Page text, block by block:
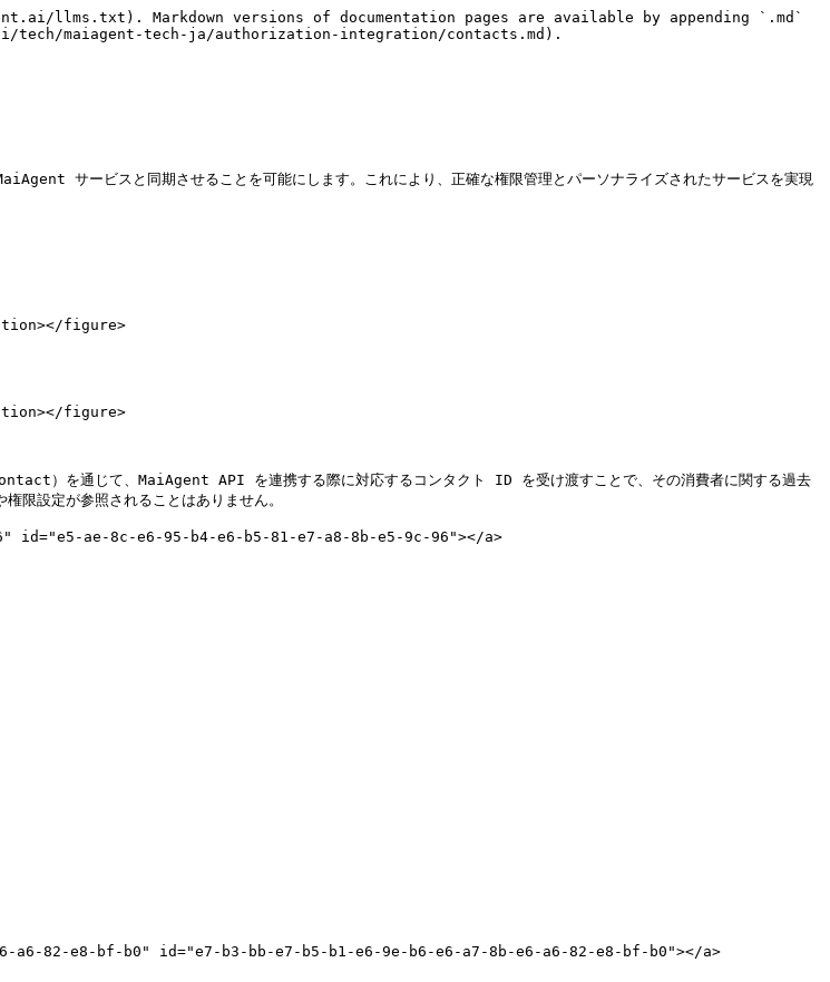
llms.txt). Markdown versions of documentation pages are available by appending `.md`
tech/maiagent-tech-ja/authorization-integration/contacts.md).
サービスと同期させることを可能にします。これにより、正確な権限管理とパーソナライズされたサービスを実現
figure>
figure>
）を通じて、MaiAgent API を連携する際に対応するコンタクト ID を受け渡すことで、その消費者に関する過去
限設定が参照されることはありません。
id="e5-ae-8c-e6-95-b4-e6-b5-81-e7-a8-8b-e5-9c-96"></a>
e6-a6-82-e8-bf-b0" id="e7-b3-bb-e7-b5-b1-e6-9e-b6-e6-a7-8b-e6-a6-82-e8-bf-b0"></a>